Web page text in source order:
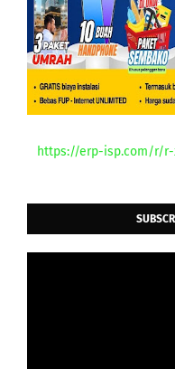
https://erp-isp.com/r/r-